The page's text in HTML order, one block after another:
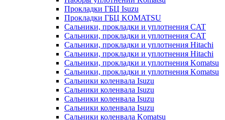
Прокладки ГБЦ Isuzu
Прокладки ГБЦ KOMATSU
Сальники, прокладки и уплотнения CAT
Сальники, прокладки и уплотнения CAT
Сальники, прокладки и уплотнения Hitachi
Сальники, прокладки и уплотнения Hitachi
Сальники, прокладки и уплотнения Komatsu
Сальники, прокладки и уплотнения Komatsu
Сальники коленвала Isuzu
Сальники коленвала Isuzu
Сальники коленвала Isuzu
Сальники коленвала Isuzu
Сальники коленвала Komatsu